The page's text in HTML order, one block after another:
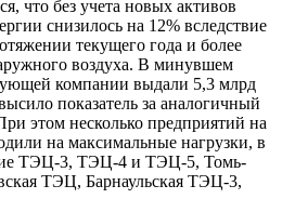
что без учета новых активов
снизилось на 12% вследствие
текущего года и более
воздуха. В минувшем
компании выдали 5,3 млрд
показатель за аналогичный
этом несколько предприятий на
на максимальные нагрузки, в
ТЭЦ-3, ТЭЦ-4 и ТЭЦ-5, Томь-
ТЭЦ, Барнаульская ТЭЦ-3,